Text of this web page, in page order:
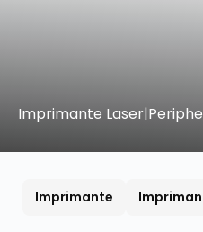
Imprimante
Imprimante